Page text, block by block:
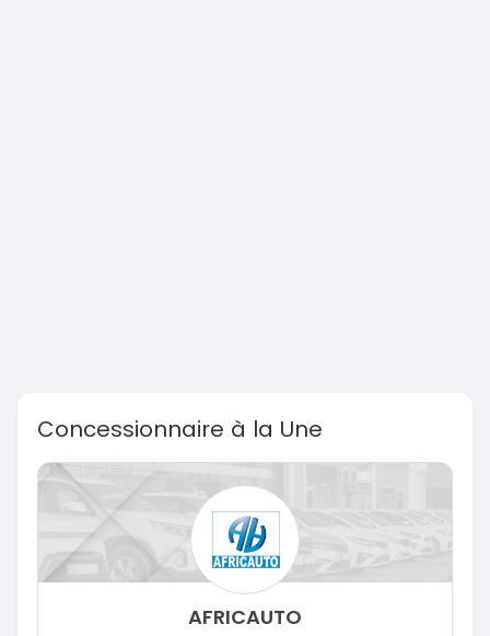
Concessionnaire à la Une
AFRICAUTO